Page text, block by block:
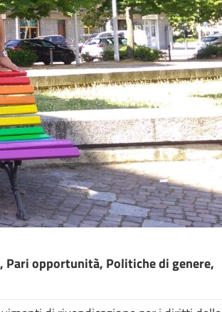
opportunità, Politiche di genere,